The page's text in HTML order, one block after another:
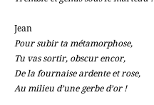
Jean
Pour subir ta métamorphose,
Tu vas sortir, obscur encor,
De la fournaise ardente et rose,
Au milieu d’une gerbe d’or !